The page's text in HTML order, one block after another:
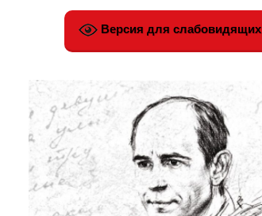
Версия для слабовидящих